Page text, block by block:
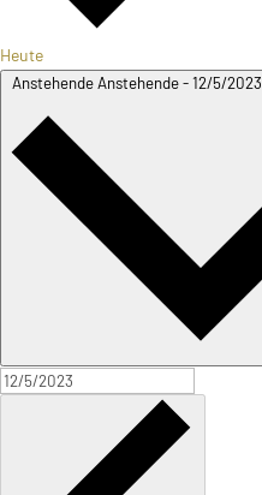
Heute
AnstehendeAnstehende-12/5/2023